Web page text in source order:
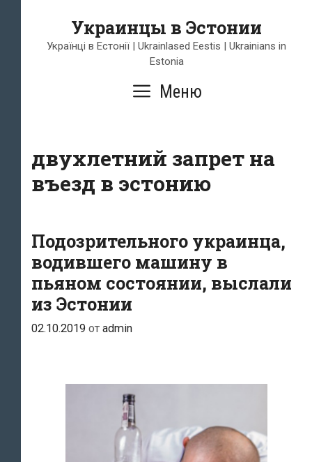
содержимому
Украинцы в Эстонии
Українці в Естонії | Ukrainlased Eestis | Ukrainians in
Estonia
Меню
двухлетний запрет на
въезд в эстонию
Подозрительного украинца,
водившего машину в
пьяном состоянии, выслали
из Эстонии
02.10.2019 от admin